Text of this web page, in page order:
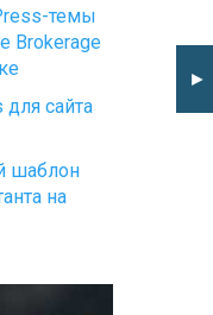
темы
Brokerage
сайта
шаблон
на
►